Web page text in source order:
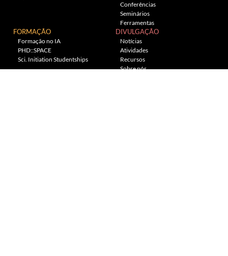
Conferências
Seminários
Ferramentas
FORMAÇÃO
Formação no IA
PHD::SPACE
Sci. Initiation Studentships
DIVULGAÇÃO
Notícias
Atividades
Recursos
Sobre nós